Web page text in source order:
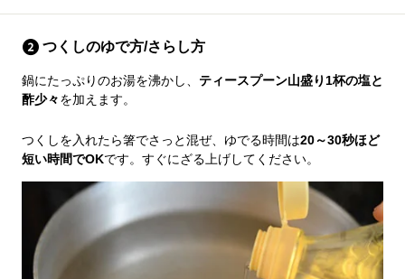
つくしのゆで方/さらし方
鍋にたっぷりのお湯を沸かし、 ティースプーン山盛り1杯の塩と
酢少々を加えます。
つくしを入れたら箸でさっと混ぜ、ゆでる時間は20～30秒ほど
短い時間でOKです。すぐにざる上げしてください。